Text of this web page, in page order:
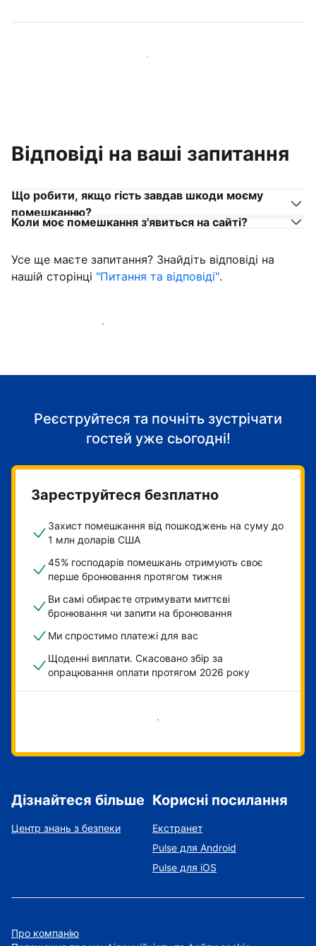
Приєднуйтеся до господарів, схожих на вас
Відповіді на ваші запитання
Що робити, якщо гість завдав шкоди моєму
помешканню?
Коли моє помешкання з'явиться на сайті?
Усе ще маєте запитання? Знайдіть відповіді на
нашій сторінці "Питання та відповіді".
Розпочніть приймати гостей
Реєструйтеся та почніть зустрічати
гостей уже сьогодні!
Зареструйтеся безплатно
Захист помешкання від пошкоджень на суму до
1 млн доларів США
45% господарів помешкань отримують своє
перше бронювання протягом тижня
Ви самі обираєте отримувати миттєві
бронювання чи запити на бронювання
Ми спростимо платежі для вас
Щоденні виплати. Скасовано збір за
опрацювання оплати протягом 2026 року
Розпочати зараз
Дізнайтеся більше
Центр знань з безпеки
Корисні посилання
Екстранет
Pulse для Android
Pulse для iOS
Про компанію